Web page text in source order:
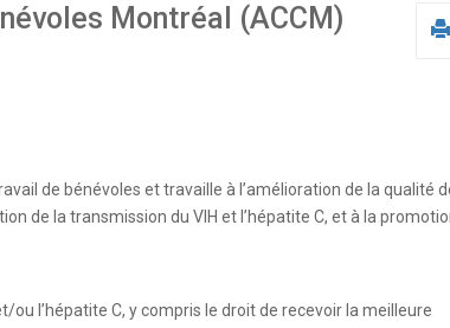
Montréal (ACCM)
de bénévoles et travaille à l’amélioration de la qualité
de la transmission du VIH et l’hépatite C, et à la
l’hépatite C, y compris le droit de recevoir la meilleure